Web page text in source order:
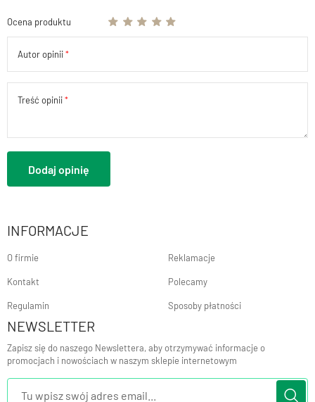
Ocena produktu
Autor opinii
Treść opinii
Dodaj opinię
INFORMACJE
O firmie
Kontakt
Regulamin
Reklamacje
Polecamy
Sposoby płatności
NEWSLETTER
Zapisz się do naszego Newslettera, aby otrzymywać informacje o
promocjach i nowościach w naszym sklepie internetowym